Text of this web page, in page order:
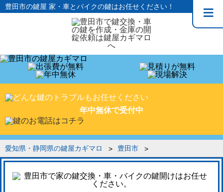
豊田市の鍵屋 家・車とバイクの鍵はお任せください！
年中無休で受付中
愛知県・静岡県の鍵屋カギマロ 豊田市